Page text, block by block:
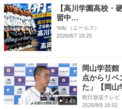
【高川学園高校・
習中…
Yellz（エールズ）
2026/8/7 18:25
2:45
岡山学芸
点からリベ
た」【岡山
朝日放送テレビ
2026/8/9 16:52